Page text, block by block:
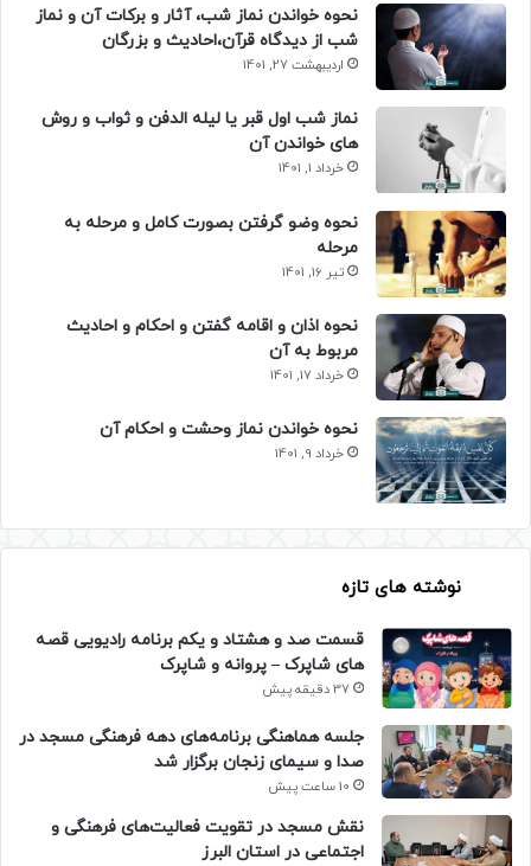
نحوه خواندن نماز شب، آثار و برکات آن و نماز
شب از دیدگاه قرآن،احادیث و بزرگان
اردیبهشت 27, 1401
نماز شب اول قبر یا لیله الدفن و ثواب و روش
های خواندن آن
خرداد 1, 1401
نحوه وضو گرفتن بصورت کامل و مرحله به
مرحله
تیر 16, 1401
نحوه اذان و اقامه گفتن و احکام و احادیث
مربوط به آن
خرداد 17, 1401
نحوه خواندن نماز وحشت و احکام آن
خرداد 9, 1401
نوشته های تازه
قسمت صد و هشتاد و یکم برنامه رادیویی قصه
های شاپرک – پروانه و شاپرک
37 دقیقه پیش
جلسه هماهنگی برنامه‌های دهه فرهنگی مسجد در
صدا و سیمای زنجان برگزار شد
10 ساعت پیش
نقش مسجد در تقویت فعالیت‌های فرهنگی و
اجتماعی در استان البرز